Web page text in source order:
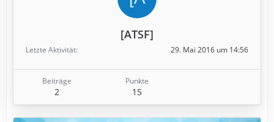
[ATSF]
Letzte Aktivität 29. Mai 2016 um 14:56
Beiträge
2
Punkte
15